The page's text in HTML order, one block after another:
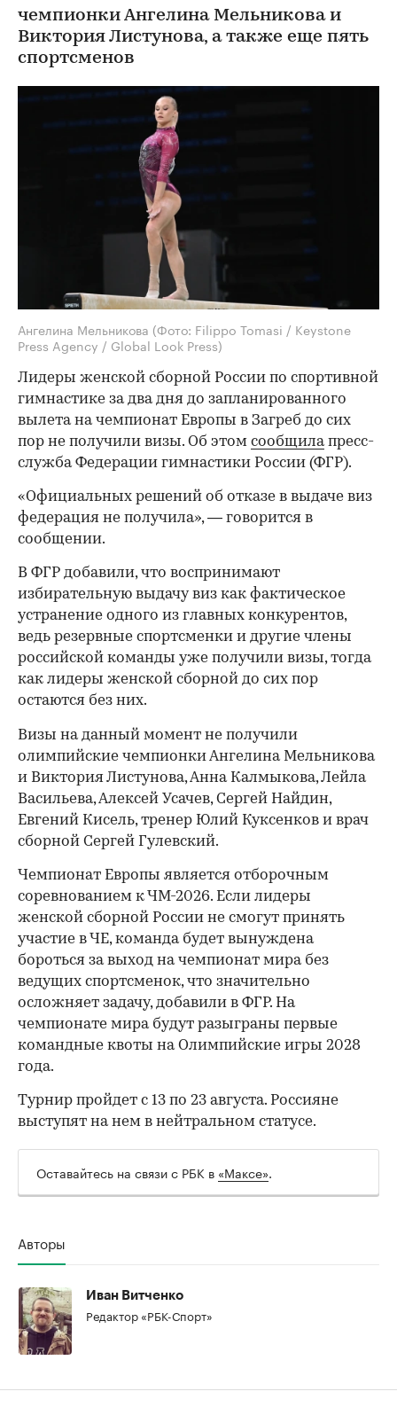
чемпионки Ангелина Мельникова и
Виктория Листунова, а также еще пять
спортсменов
Ангелина Мельникова (Фото: Filippo Tomasi / Keystone
Press Agency / Global Look Press)
Лидеры женской сборной России по спортивной
гимнастике за два дня до запланированного
вылета на чемпионат Европы в Загреб до сих
пор не получили визы. Об этом сообщилапресс-
служба Федерации гимнастики России (ФГР).
«Официальных решений об отказе в выдаче виз
федерация не получила», — говорится в
сообщении.
В ФГР добавили, что воспринимают
избирательную выдачу виз как фактическое
устранение одного из главных конкурентов,
ведь резервные спортсменки и другие члены
российской команды уже получили визы, тогда
как лидеры женской сборной до сих пор
остаются без них.
/
Визы на данный момент не получили
олимпийские чемпионки Ангелина Мельникова
и Виктория Листунова, Анна Калмыкова, Лейла
Васильева, Алексей Усачев, Сергей Найдин,
Евгений Кисель, тренер Юлий Куксенков и врач
сборной Сергей Гулевский.
Чемпионат Европы является отборочным
соревнованием к ЧМ-2026. Если лидеры
женской сборной России не смогут принять
участие в ЧЕ, команда будет вынуждена
бороться за выход на чемпионат мира без
ведущих спортсменок, что значительно
осложняет задачу, добавили в ФГР. На
чемпионате мира будут разыграны первые
командные квоты на Олимпийские игры 2028
года.
Турнир пройдет с 13 по 23 августа. Россияне
выступят на нем в нейтральном статусе.
Оставайтесь на связи с РБК в «Максе».
Авторы
Иван Витченко
Редактор «РБК-Спорт»